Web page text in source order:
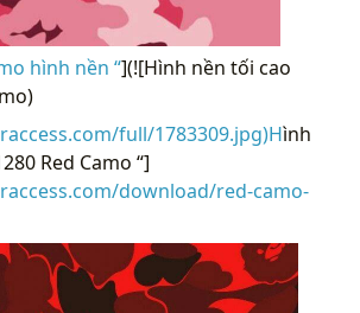
hình nền “](![Hình nền tối cao
full/1783309.jpg)Hình
Red Camo “]
download/red-camo-